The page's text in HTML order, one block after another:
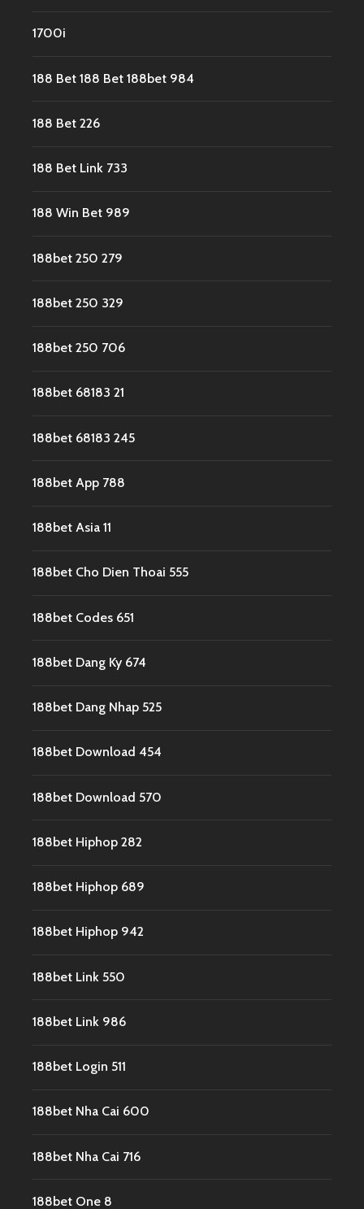
1700i
188 Bet 188 Bet 188bet 984
188 Bet 226
188 Bet Link 733
188 Win Bet 989
188bet 250 279
188bet 250 329
188bet 250 706
188bet 68183 21
188bet 68183 245
188bet App 788
188bet Asia 11
188bet Cho Dien Thoai 555
188bet Codes 651
188bet Dang Ky 674
188bet Dang Nhap 525
188bet Download 454
188bet Download 570
188bet Hiphop 282
188bet Hiphop 689
188bet Hiphop 942
188bet Link 550
188bet Link 986
188bet Login 511
188bet Nha Cai 600
188bet Nha Cai 716
188bet One 8